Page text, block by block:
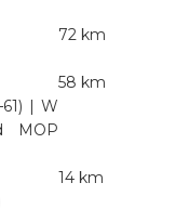
72 km
| W
MOP
58 km
14 km